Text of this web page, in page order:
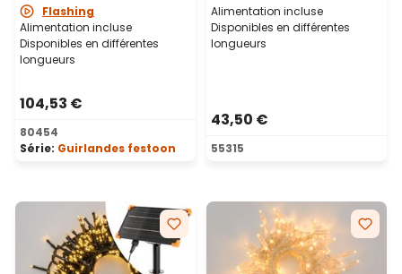
Flashing
Alimentation incluse
Disponibles en différentes
longueurs
104,53 €
80454
Série: Guirlandes festoon
Alimentation incluse
Disponibles en différentes
longueurs
43,50 €
55315